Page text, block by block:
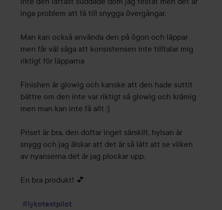
inga problem att få till snygga övergångar.
Man kan också använda den på ögon och läppar
men får väl säga att konsistensen inte tilltalar mig
riktigt för läpparna
Finishen är glowig och kanske att den hade suttit
bättre om den inte var riktigt så glowig och krämig
men man kan inte få allt :)
Priset är bra, den doftar inget särskilt, hylsan är
snygg och jag älskar att det är så lätt att se vilken
av nyanserna det är jag plockar upp.
En bra produkt! 💕
#lykotestpilot